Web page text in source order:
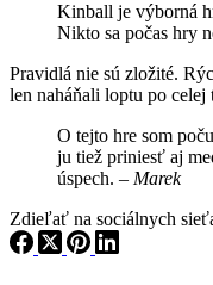
Kinball je výborná
Nikto sa počas hry
Pravidlá nie sú zložité.
len naháňali loptu po celej
O tejto hre som
ju tiež priniesť aj
úspech. – Marek
Zdieľať na sociálnych